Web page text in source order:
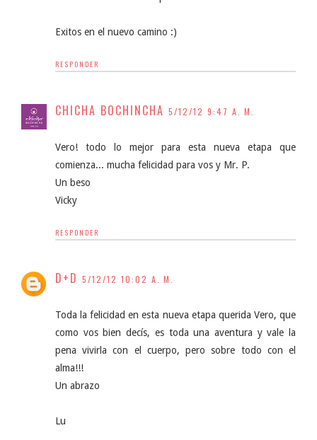
Exitos en el nuevo camino :)
RESPONDER
CHICHA BOCHINCHA 5/12/12 9:47 A. M.
Vero! todo lo mejor para esta nueva etapa que
comienza... mucha felicidad para vos y Mr. P.
Un beso
Vicky
RESPONDER
D+D 5/12/12 10:02 A. M.
Toda la felicidad en esta nueva etapa querida Vero, que
como vos bien decís, es toda una aventura y vale la
pena vivirla con el cuerpo, pero sobre todo con el
alma!!!
Un abrazo
Lu